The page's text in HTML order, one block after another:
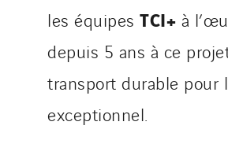
les équipes TCI+ à
depuis 5 ans à ce
transport durable pour
exceptionnel.
SDEL Tertiaire
SDEL Transport
SDEL Transport Services
Sedam
SEDD